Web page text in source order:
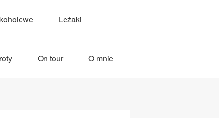
Leżaki
On tour O mnie